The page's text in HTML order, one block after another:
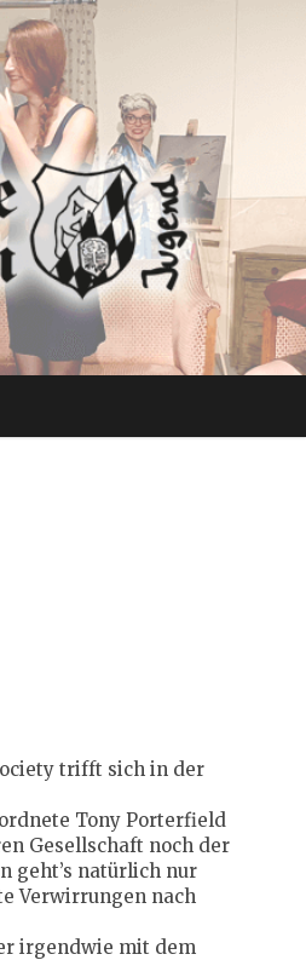
trifft sich in der
Tony Porterfield
Gesellschaft noch der
geht’s natürlich nur
Verwirrungen nach
irgendwie mit dem